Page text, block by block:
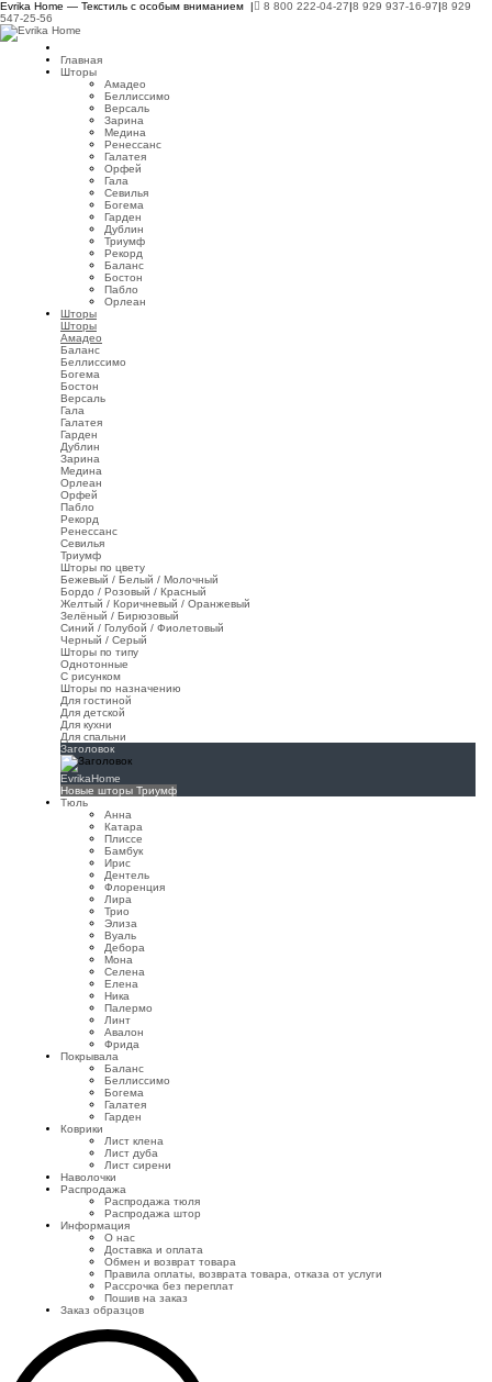
Evrika Home — Текстиль с особым вниманием | 8 800 222-04-27|8 929 937-16-97|8 929
547-25-56
Главная
Шторы
Амадео
Беллиссимо
Версаль
Зарина
Медина
Ренессанс
Галатея
Орфей
Гала
Севилья
Богема
Гарден
Дублин
Триумф
Рекорд
Баланс
Бостон
Пабло
Орлеан
Шторы
Шторы
Амадео
Баланс
Беллиссимо
Богема
Бостон
Версаль
Гала
Галатея
Гарден
Дублин
Зарина
Медина
Орлеан
Орфей
Пабло
Рекорд
Ренессанс
Севилья
Триумф
Шторы по цвету
Бежевый / Белый / Молочный
Бордо / Розовый / Красный
Желтый / Коричневый / Оранжевый
Зелёный / Бирюзовый
Синий / Голубой / Фиолетовый
Черный / Серый
Шторы по типу
Однотонные
С рисунком
Шторы по назначению
Для гостиной
Для детской
Для кухни
Для спальни
Заголовок
EvrikaHome
Новые шторы Триумф
Тюль
Анна
Катара
Плиссе
Бамбук
Ирис
Дентель
Флоренция
Лира
Трио
Элиза
Вуаль
Дебора
Мона
Селена
Елена
Ника
Палермо
Линт
Авалон
Фрида
Покрывала
Баланс
Беллиссимо
Богема
Галатея
Гарден
Коврики
Лист клена
Лист дуба
Лист сирени
Наволочки
Распродажа
Распродажа тюля
Распродажа штор
Информация
О нас
Доставка и оплата
Обмен и возврат товара
Правила оплаты, возврата товара, отказа от услуги
Рассрочка без переплат
Пошив на заказ
Заказ образцов